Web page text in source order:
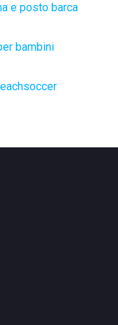
e posto barca
bambini